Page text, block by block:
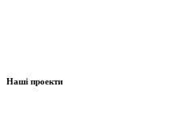
Наші проекти